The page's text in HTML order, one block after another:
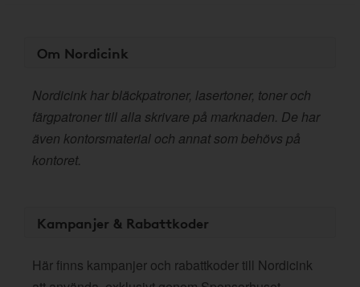
Om Nordicink
Nordicink har bläckpatroner, lasertoner, toner och
färgpatroner till alla skrivare på marknaden. De har
även kontorsmaterial och annat som behövs på
kontoret.
Kampanjer & Rabattkoder
Här finns kampanjer och rabattkoder till Nordicink